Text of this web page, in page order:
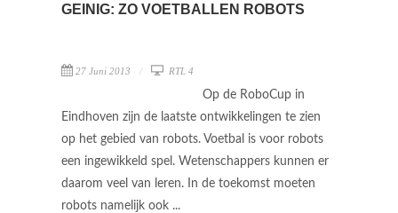
GEINIG: ZO VOETBALLEN ROBOTS
27 Juni 2013 RTL 4
Op de RoboCup in
Eindhoven zijn de laatste ontwikkelingen te zien
op het gebied van robots. Voetbal is voor robots
een ingewikkeld spel. Wetenschappers kunnen er
daarom veel van leren. In de toekomst moeten
robots namelijk ook ...